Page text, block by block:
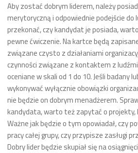
Aby zostać dobrym liderem, należy
merytoryczną i odpowiednie podejście do
przekonać, czy kandydat je posiada,
pewne ćwiczenie. Na kartce będą
związane czysto z działaniami
czynności związane z kontaktem z
oceniane w skali od 1 do 10. Jeśli badany
wykonywać wyłącznie obowiązki
nie będzie on dobrym menadżerem.
kandydata, warto też zapytać o projekty,
Ważne jak będzie o tym opowiadał, czy
pracy całej grupy, czy przypisze zasługi
Dobry lider będzie skupiał się na